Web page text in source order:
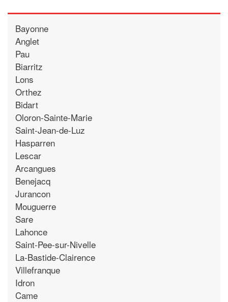
Bayonne
Anglet
Pau
Biarritz
Lons
Orthez
Bidart
Oloron-Sainte-Marie
Saint-Jean-de-Luz
Hasparren
Lescar
Arcangues
Benejacq
Jurancon
Mouguerre
Sare
Lahonce
Saint-Pee-sur-Nivelle
La-Bastide-Clairence
Villefranque
Idron
Came